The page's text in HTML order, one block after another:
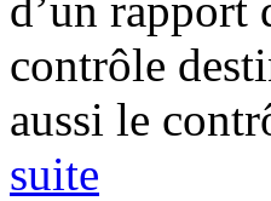
contrôle
aussi le
suite